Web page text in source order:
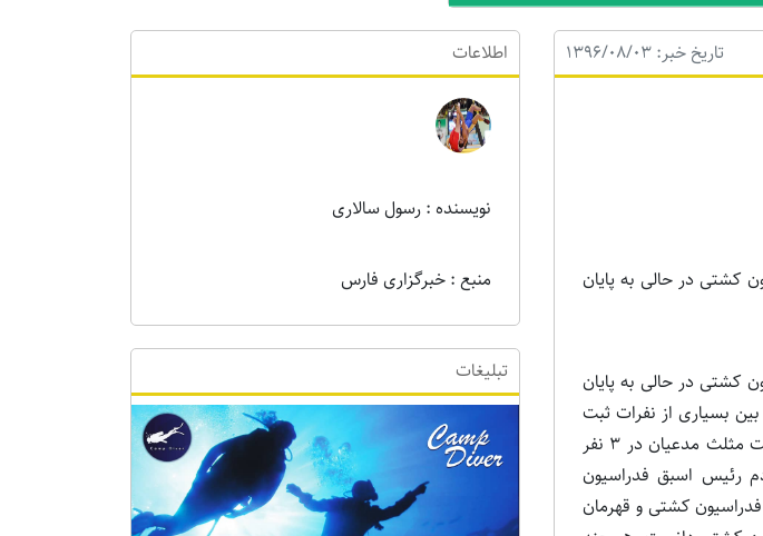
تاریخ خبر: 1396/08/03
کشتی در حالی به پایان
کشتی در حالی به پایان
که در این بین بسیاری از نفرات ثبت
نام کننده از همین حالا شانسی برای رسیدن به صندلی ریاست ندارند و می‌توان گفت مثلث مدعیان در 3 نفر
رئیس اسبق فدراسیون
فعلی فدراسیون کشتی و قهرمان
اطلاعات
نویسنده : رسول سالاری
منبع : خبرگزاری فارس
تبلیغات